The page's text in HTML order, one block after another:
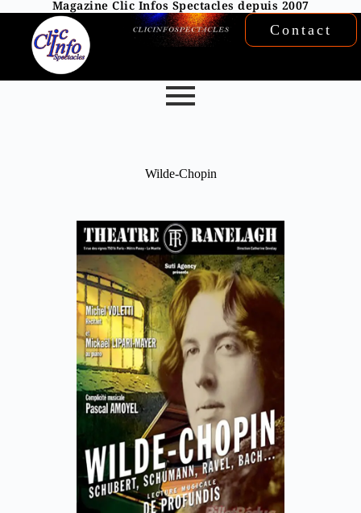
Magazine Clic Infos Spectacles depuis 2007
Contact
Wilde-Chopin